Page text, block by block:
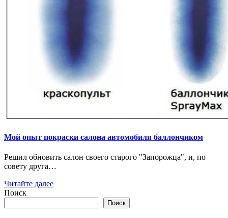
Мой опыт покраски салона автомобиля баллончиком
Решил обновить салон своего старого "Запорожца", и, по
совету друга…
Читайте далее
Поиск
Поиск